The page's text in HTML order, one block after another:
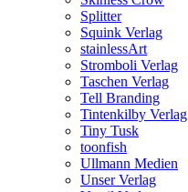
Splitter
Squink Verlag
stainlessArt
Stromboli Verlag
Taschen Verlag
Tell Branding
Tintenkilby Verlag
Tiny Tusk
toonfish
Ullmann Medien
Unser Verlag